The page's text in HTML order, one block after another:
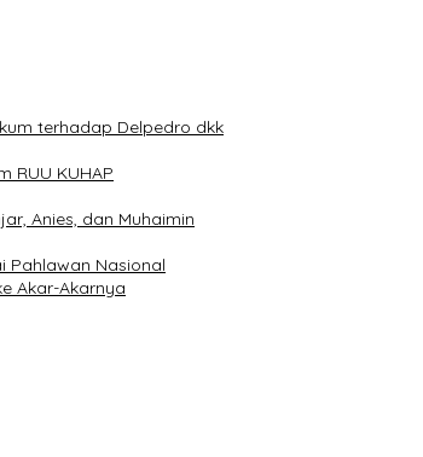
terhadap Delpedro dkk
RUU KUHAP
Anies, dan Muhaimin
Pahlawan Nasional
Akar-Akarnya